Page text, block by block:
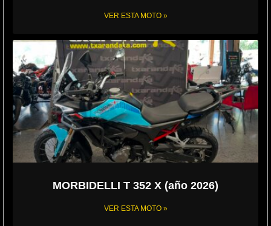
VER ESTA MOTO »
MORBIDELLI T 352 X (año 2026)
VER ESTA MOTO »